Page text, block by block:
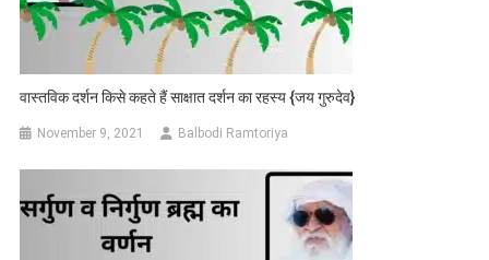
वास्तविक दर्शन किसे कहते हैं साक्षात दर्शन का रहस्य {जय गुरुदेव}
November 9, 2021 Balbodi Ramtoriya